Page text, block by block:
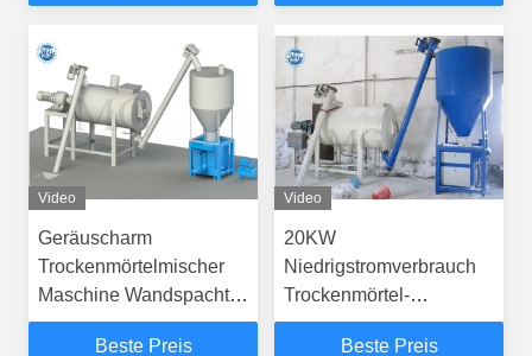
Mörtel Produktionslinie
Video
Geräuscharm
Trockenmörtelmischer
Maschine Wandspachtel
Sand Zement
Bodenfliesenkleber
Beste Preis
Video
20KW
Niedrigstromverbrauch
Trockenmörtel-
Mischmaschine
Wandspachtel Gips
Beste Preis